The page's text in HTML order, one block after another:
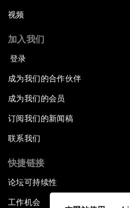
视频
加入我们
登录
成为我们的合作伙伴
成为我们的会员
订阅我们的新闻稿
联系我们
快捷链接
论坛可持续性
工作机会